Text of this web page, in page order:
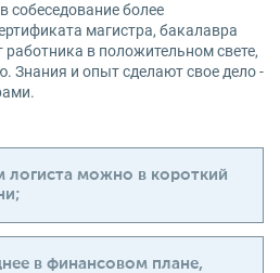
собеседование более
магистра, бакалавра
в положительном свете,
Знания и опыт сделают свое дело -
логиста можно в короткий
в финансовом плане,